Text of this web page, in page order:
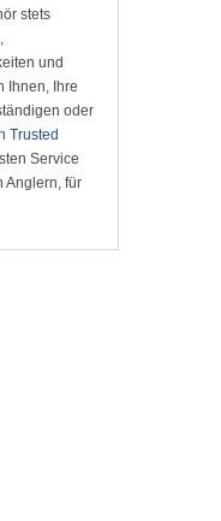
stets
und
Ihnen, Ihre
oder
Trusted
Service
Anglern, für